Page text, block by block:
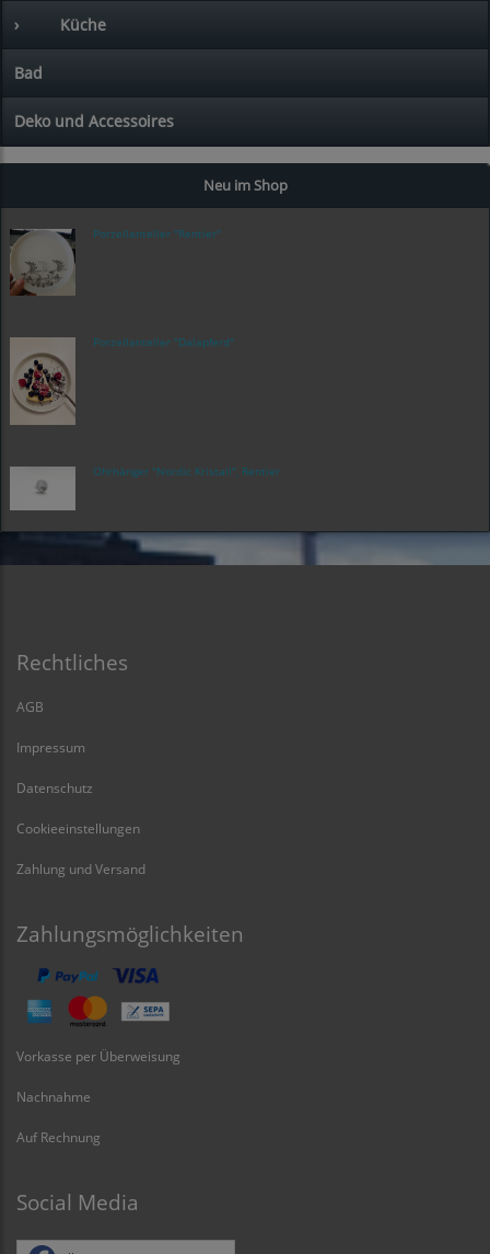
› Küche
Bad
Deko und Accessoires
Neu im Shop
Porzellanteller "Rentier"
Porzellanteller "Dalapferd"
Ohrhänger "Nordic Kristall", Rentier
Rechtliches
AGB
Impressum
Datenschutz
Cookieeinstellungen
Zahlung und Versand
Zahlungsmöglichkeiten
Vorkasse per Überweisung
Nachnahme
Auf Rechnung
Social Media